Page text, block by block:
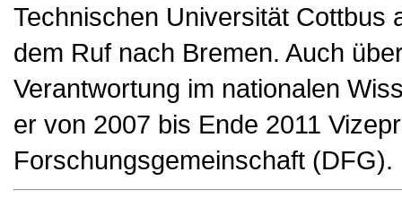
Technischen Universität Cottbus
dem Ruf nach Bremen. Auch
Verantwortung im nationalen
er von 2007 bis Ende 2011
Forschungsgemeinschaft (DFG).